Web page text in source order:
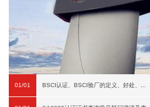
01/01 BSCI认证、BSCI验厂的定义、好处、...